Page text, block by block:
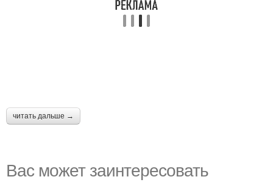
читать дальше →
Вас может заинтересовать